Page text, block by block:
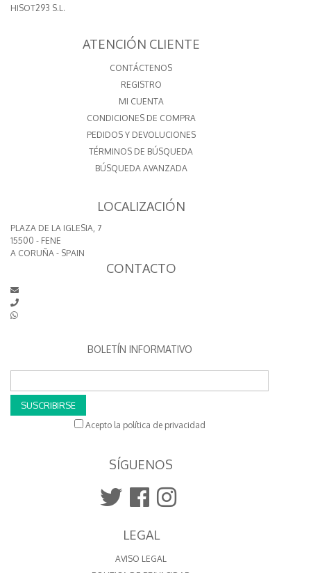
HISOT293 S.L.
ATENCIÓN CLIENTE
CONTÁCTENOS
REGISTRO
MI CUENTA
CONDICIONES DE COMPRA
PEDIDOS Y DEVOLUCIONES
TÉRMINOS DE BÚSQUEDA
BÚSQUEDA AVANZADA
LOCALIZACIÓN
PLAZA DE LA IGLESIA, 7
15500 - FENE
A CORUÑA - SPAIN
CONTACTO
BOLETÍN INFORMATIVO
SUSCRIBIRSE
Acepto la política de privacidad
SÍGUENOS
LEGAL
AVISO LEGAL